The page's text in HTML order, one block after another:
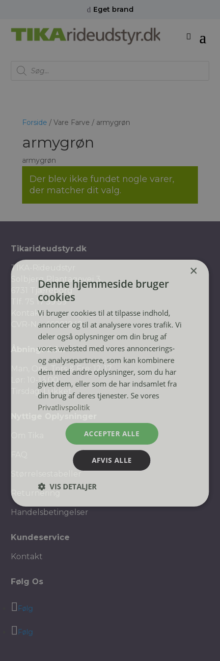
d Eget brand
Products
search
Forside / Vare Farve / armygrøn
armygrøn
armygrøn
Der blev ikke fundet nogle varer,
der matcher dit valg.
Tikarideudstyr.dk
TIKA-Rideudstyr
Solbjerg Plantagevej 3
6731 Tjæreborg
75 17 59 59
Kontakt
CVR-Nr.: 46091949
Åbningstider
Man, Ons, Tors & Fre: 12-17
Lør: 10-13.00
Tirsdag: Lukket
Størrelsestabeller
Returnering
Handelsbetingelser
Kundeservice
Kontakt
Følg Os
Følg
Følg
×
Denne hjemmeside bruger
cookies
Vi bruger cookies til at tilpasse indhold,
annoncer og til at analysere vores trafik. Vi
deler også oplysninger om din brug af
vores websted med vores annoncerings-
og analysepartnere, som kan kombinere
dem med andre oplysninger, som du har
givet dem, eller som de har indsamlet fra
din brug af deres tjenester. Se vores
Privatlivspolitik
ACCEPTER ALLE
AFVIS ALLE
VIS DETALJER